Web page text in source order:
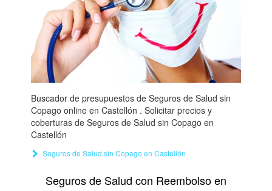
Buscador de presupuestos de Seguros de Salud sin
Copago online en Castellón . Solicitar precios y
coberturas de Seguros de Salud sin Copago en
Castellón
Seguros de Salud sin Copago en Castellón
Seguros de Salud con Reembolso en